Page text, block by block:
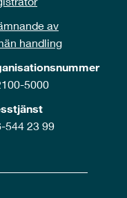
av
handling
5000
544 23 99